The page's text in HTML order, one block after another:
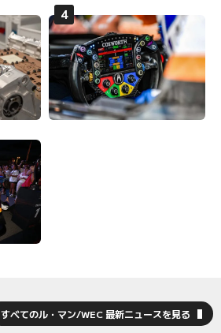
すべてのル・マン/WEC 最新ニュースを見る